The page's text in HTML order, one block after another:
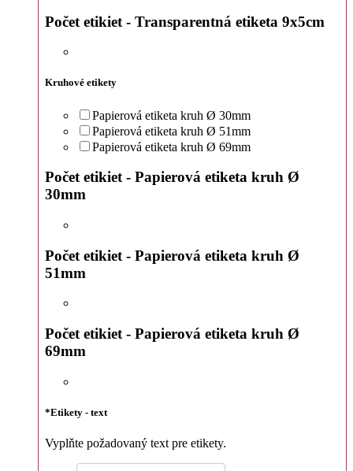
Počet etikiet - Transparentná etiketa 9x5cm
Kruhové etikety
Papierová etiketa kruh Ø 30mm
Papierová etiketa kruh Ø 51mm
Papierová etiketa kruh Ø 69mm
Počet etikiet - Papierová etiketa kruh Ø
30mm
Počet etikiet - Papierová etiketa kruh Ø
51mm
Počet etikiet - Papierová etiketa kruh Ø
69mm
*Etikety - text
Vyplňte požadovaný text pre etikety.